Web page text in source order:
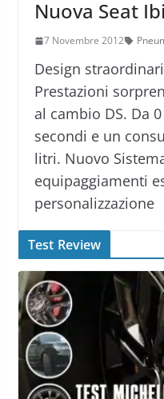
Nuova Seat
7 Novembre 2012
Design
Prestazioni
al cambio DS. Da
secondi e un
litri. Nuovo
equipaggiamenti
personalizzazione
Test Review